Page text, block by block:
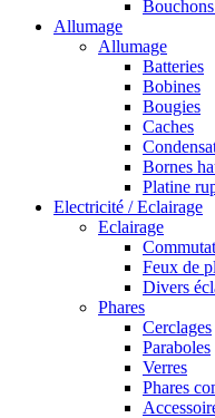
Allumage
Allumage
Batteries
Bobines
Bougies
Caches
Bornes
Platine
Electricité / Eclairage
Eclairage
Feux de
Divers
Phares
Cerclages
Paraboles
Verres
Phares